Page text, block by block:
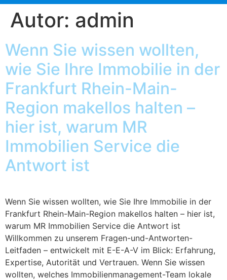
Autor: admin
Wenn Sie wissen wollten,
wie Sie Ihre Immobilie in der
Frankfurt Rhein-Main-
Region makellos halten –
hier ist, warum MR
Immobilien Service die
Antwort ist
Wenn Sie wissen wollten, wie Sie Ihre Immobilie in der
Frankfurt Rhein-Main-Region makellos halten – hier ist,
warum MR Immobilien Service die Antwort ist
Willkommen zu unserem Fragen-und-Antworten-
Leitfaden – entwickelt mit E-E-A-V im Blick: Erfahrung,
Expertise, Autorität und Vertrauen. Wenn Sie wissen
wollten, welches Immobilienmanagement-Team lokale